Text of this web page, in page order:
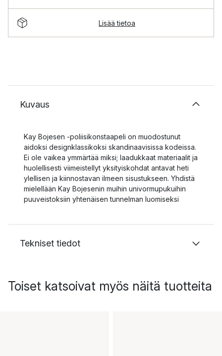
Lisää tietoa
Kuvaus
Kay Bojesen -poliisikonstaapeli on muodostunut
aidoksi designklassikoksi skandinaavisissa kodeissa.
Ei ole vaikea ymmärtää miksi; laadukkaat materiaalit ja
huolellisesti viimeistellyt yksityiskohdat antavat heti
ylellisen ja kiinnostavan ilmeen sisustukseen. Yhdistä
mielellään Kay Bojesenin muihin univormupukuihin
puuveistoksiin yhtenäisen tunnelman luomiseksi
Tekniset tiedot
Toiset katsoivat myös näitä tuotteita